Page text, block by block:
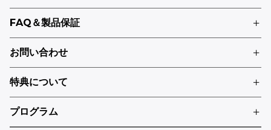
FAQ＆製品保証
お問い合わせ
特典について
プログラム